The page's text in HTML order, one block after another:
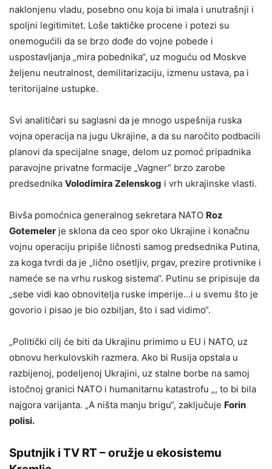
naklonjenu vladu, posebno onu koja bi imala i unutrašnji i
spoljni legitimitet. Loše taktičke procene i potezi su
onemogućili da se brzo dođe do vojne pobede i
uspostavljanja „mira pobednika“, uz moguću od Moskve
željenu neutralnost, demilitarizaciju, izmenu ustava, pa i
teritorijalne ustupke.
Svi analitičari su saglasni da je mnogo uspešnija ruska
vojna operacija na jugu Ukrajine, a da su naročito podbacili
planovi da specijalne snage, delom uz pomoć pripadnika
paravojne privatne formacije „Vagner“ brzo zarobe
predsednika Volodimira Zelenskog i vrh ukrajinske vlasti.
Bivša pomoćnica generalnog sekretara NATO Roz
Gotemeler je sklona da ceo spor oko Ukrajine i konačnu
vojnu operaciju pripiše ličnosti samog predsednika Putina,
za koga tvrdi da je „lično osetljiv, prgav, prezire protivnike i
nameće se na vrhu ruskog sistema“. Putinu se pripisuje da
„sebe vidi kao obnovitelja ruske imperije…i u svemu što je
govorio i pisao je bio ozbiljan, što i sad vidimo“.
„Politički cilj će biti da Ukrajinu primimo u EU i NATO, uz
obnovu herkulovskih razmera. Ako bi Rusija opstala u
razbijenoj, podeljenoj Ukrajini, uz stalne borbe na samoj
istočnoj granici NATO i humanitarnu katastrofu „, to bi bila
najgora varijanta. „A ništa manju brigu“, zaključuje Forin
polisi.
Sputnjik i TV RT – oružje u ekosistemu